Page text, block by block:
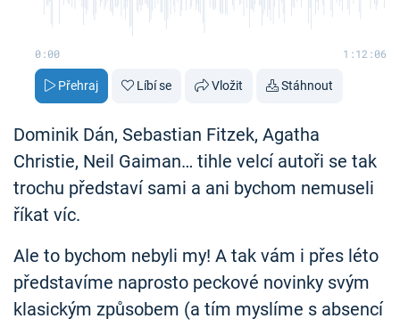
0:00 1:12:06
Přehraj Líbí se Vložit Stáhnout
Dominik Dán, Sebastian Fitzek, Agatha
Christie, Neil Gaiman… tihle velcí autoři se tak
trochu představí sami a ani bychom nemuseli
říkat víc.
Ale to bychom nebyli my! A tak vám i přes léto
představíme naprosto peckové novinky svým
klasickým způsobem (a tím myslíme s absencí